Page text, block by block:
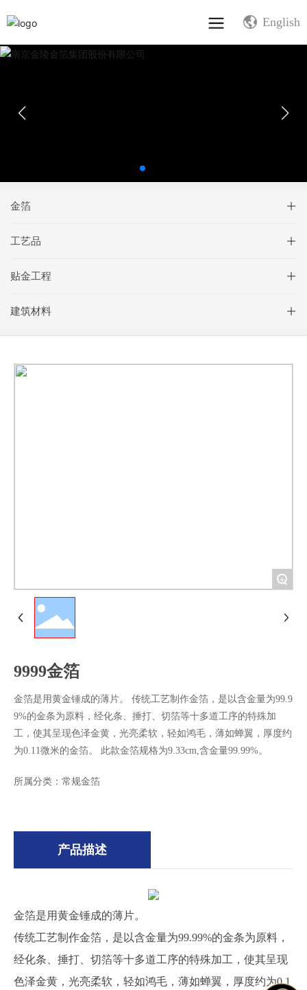
English
金箔
工艺品
贴金工程
建筑材料
+
9999金箔
金箔是用黄金锤成的薄片。 传统工艺制作金箔，是以含金量为99.9
9%的金条为原料，经化条、捶打、切箔等十多道工序的特殊加
工，使其呈现色泽金黄，光亮柔软，轻如鸿毛，薄如蝉翼，厚度约
为0.11微米的金箔。 此款金箔规格为9.33cm,含金量99.99%。
所属分类： 常规金箔
产品描述
金箔是用黄金锤成的薄片。
传统工艺制作金箔，是以含金量为99.99%的金条为原料，
经化条、捶打、切箔等十多道工序的特殊加工，使其呈现
色泽金黄，光亮柔软，轻如鸿毛，薄如蝉翼，厚度约为0.1